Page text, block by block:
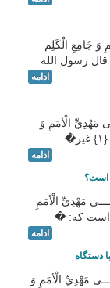
جَامِعِ الْكَلِم
ادامه
مَهْدِيِّ الْأمَمِ وَ
ادامه
مَهْدِيِّ الْأمَمِ
که: �
ادامه
مَهْدِيِّ الْأمَمِ وَ